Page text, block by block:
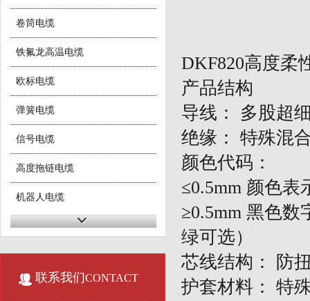
卷筒电缆
铁氟龙高温电缆
欧标电缆
弹簧电缆
信号电缆
高度拖链电缆
机器人电缆
耐油伺服电缆
电梯电缆
医疗电缆联系我们CONTACT
DKF820高度柔
产品结构
导线：
多股超
绝缘：
特殊混
颜色代码：
≤0.5mm 颜色
≥0.5mm 黑色
绿可选）
芯线结构：
防
护套材料：
特